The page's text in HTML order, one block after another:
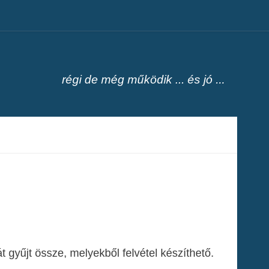
régi de még működik ... és jó ...
gyűjt össze, melyekből felvétel készíthető.